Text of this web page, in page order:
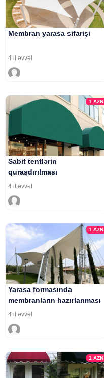
Membran yarasa sifarişi
4 il əvvəl
1AZN
Sabit tentlərin
quraşdırılması
4 il əvvəl
1AZN
Yarasa formasında
membranların hazırlanması
4 il əvvəl
1AZN